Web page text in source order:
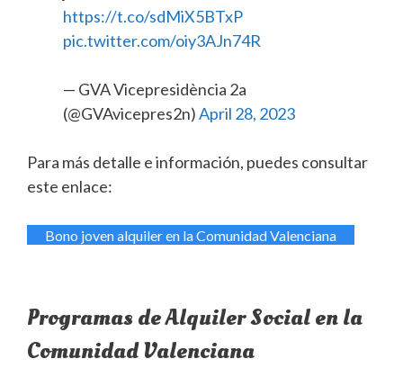
https://t.co/sdMiX5BTxP
pic.twitter.com/oiy3AJn74R
— GVA Vicepresidència 2a
(@GVAvicepres2n)April 28, 2023
Para más detalle e información, puedes consultar
este enlace:
Bono joven alquiler en la Comunidad Valenciana
Programas de Alquiler Social en la
Comunidad Valenciana